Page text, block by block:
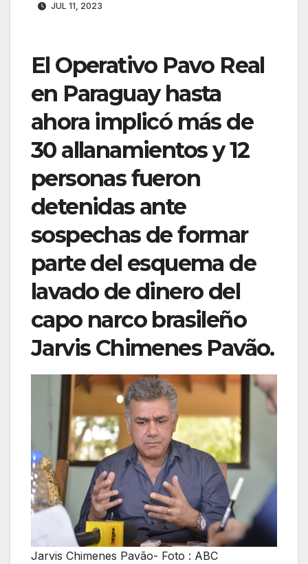
JUL 11, 2023
El Operativo Pavo Real
en Paraguay hasta
ahora implicó más de
30 allanamientos y 12
personas fueron
detenidas ante
sospechas de formar
parte del esquema de
lavado de dinero del
capo narco brasileño
Jarvis Chimenes Pavão.
Jarvis Chimenes Pavão- Foto : ABC